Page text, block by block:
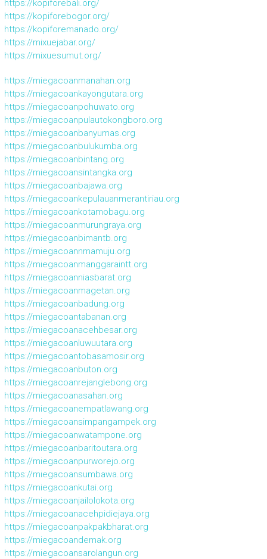
https://kopiforebali.org/
https://kopiforebogor.org/
https://kopiforemanado.org/
https://mixuejabar.org/
https://mixuesumut.org/
https://miegacoanmanahan.org
https://miegacoankayongutara.org
https://miegacoanpohuwato.org
https://miegacoanpulautokongboro.org
https://miegacoanbanyumas.org
https://miegacoanbulukumba.org
https://miegacoanbintang.org
https://miegacoansintangka.org
https://miegacoanbajawa.org
https://miegacoankepulauanmerantiriau.org
https://miegacoankotamobagu.org
https://miegacoanmurungraya.org
https://miegacoanbimantb.org
https://miegacoannmamuju.org
https://miegacoanmanggaraintt.org
https://miegacoanniasbarat.org
https://miegacoanmagetan.org
https://miegacoanbadung.org
https://miegacoantabanan.org
https://miegacoanacehbesar.org
https://miegacoanluwuutara.org
https://miegacoantobasamosir.org
https://miegacoanbuton.org
https://miegacoanrejanglebong.org
https://miegacoanasahan.org
https://miegacoanempatlawang.org
https://miegacoansimpangampek.org
https://miegacoanwatampone.org
https://miegacoanbaritoutara.org
https://miegacoanpurworejo.org
https://miegacoansumbawa.org
https://miegacoankutai.org
https://miegacoanjailolokota.org
https://miegacoanacehpidiejaya.org
https://miegacoanpakpakbharat.org
https://miegacoandemak.org
https://miegacoansarolangun.org